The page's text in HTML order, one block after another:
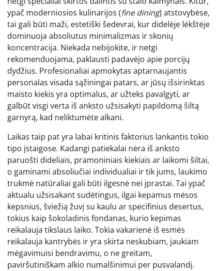
ypač moderniosios kulinarijos (fine dining) atstovybėse,
tai gali būti maži, estetiški šedevrai, kur didelėje lėkštėje
dominuoja absoliutus minimalizmas ir skonių
koncentracija. Niekada nebijokite, ir netgi
rekomenduojama, paklausti padavėjo apie porcijų
dydžius. Profesionaliai apmokytas aptarnaujantis
personalas visada sąžiningai patars, ar jūsų išsirinktas
maisto kiekis yra optimalus, ar užteks pavalgyti, ar
galbūt visgi verta iš anksto užsisakyti papildomą šiltą
garnyrą, kad neliktumėte alkani.
Laikas taip pat yra labai kritinis faktorius lankantis tokio
tipo įstaigose. Kadangi patiekalai nėra iš anksto
paruošti dideliais, pramoniniais kiekiais ar laikomi šiltai,
o gaminami absoliučiai individualiai ir tik jums, laukimo
trukmė natūraliai gali būti ilgesnė nei įprastai. Tai ypač
aktualu užsisakant sudėtingus, ilgai kepamus mėsos
kepsnius, šviežią žuvį su kaulu ar specifinius desertus,
tokius kaip šokoladinis fondanas, kurio kepimas
reikalauja tikslaus laiko. Tokia vakarienė iš esmės
reikalauja kantrybės ir yra skirta neskubiam, jaukiam
mėgavimuisi bendravimu, o ne greitam,
paviršutiniškam alkio numalšinimui per pusvalandį.